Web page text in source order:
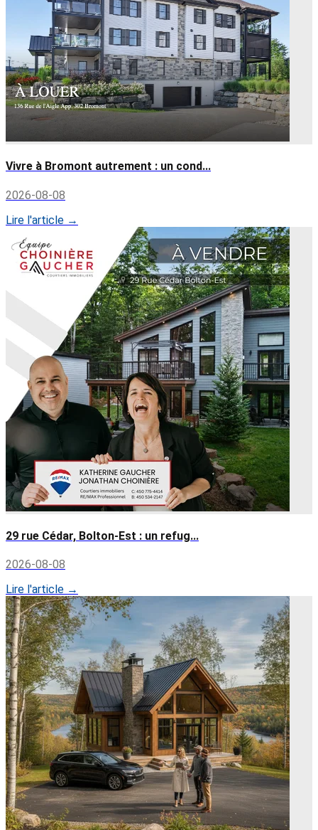
Vivre à Bromont autrement : un cond...
2026-08-08
Lire l'article →
29 rue Cédar, Bolton-Est : un refug...
2026-08-08
Lire l'article →